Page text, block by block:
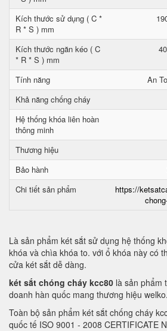
Kích thước sử dụng ( C *
R * S ) mm
Kích thước ngăn kéo ( C
* R * S ) mm
Tính năng
An
Khả năng chống cháy
Hệ thống khóa liên hoàn
thông minh
Thương hiệu
Bảo hành
Chi tiết sản phẩm
https://
Là sản phẩm két sắt sử dụng hệ thống
khóa và chìa khóa to. với ổ khóa này có
cửa két sắt dễ dàng.
két sắt chóng cháy kcc80 là sản phẩm
doanh hàn quốc mang thương hiệu welko.
Toàn bộ sản phẩm két sắt chống cháy
quốc tế ISO 9001 - 2008 CERTIFICATE